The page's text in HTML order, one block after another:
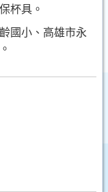
杯具。
國小、高雄市永